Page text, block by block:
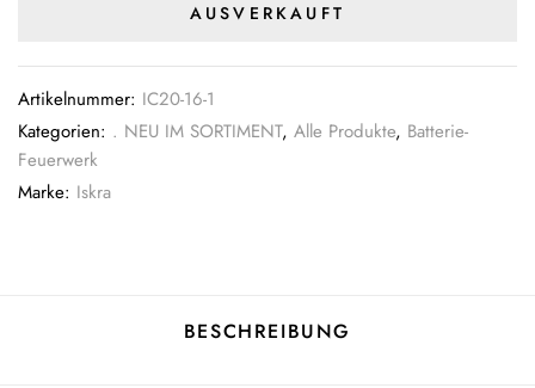
AUSVERKAUFT
Artikelnummer: IC20-16-1
Kategorien: . NEU IM SORTIMENT, Alle Produkte, Batterie-
Feuerwerk
Marke: Iskra
BESCHREIBUNG